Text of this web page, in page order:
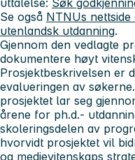
uttalelse: Søk
Se også NTNUs
utenlandsk utdanning.
Gjennom den vedlagte
dokumentere høyt
Prosjektbeskrivelsen er
evalueringen av
prosjektet lar seg
årene for ph.d.-
skoleringsdelen av
hvorvidt prosjektet vil
og medievitenskaps